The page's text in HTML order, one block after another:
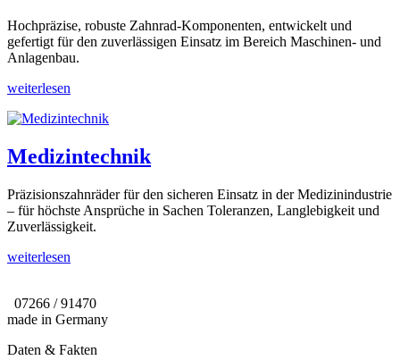
Hochpräzise, robuste Zahnrad-Komponenten, entwickelt und
gefertigt für den zuverlässigen Einsatz im Bereich Maschinen- und
Anlagenbau.
weiterlesen
Medizintechnik
Präzisionszahnräder für den sicheren Einsatz in der Medizinindustrie
– für höchste Ansprüche in Sachen Toleranzen, Langlebigkeit und
Zuverlässigkeit.
weiterlesen
07266 / 91470
made in Germany
Daten & Fakten